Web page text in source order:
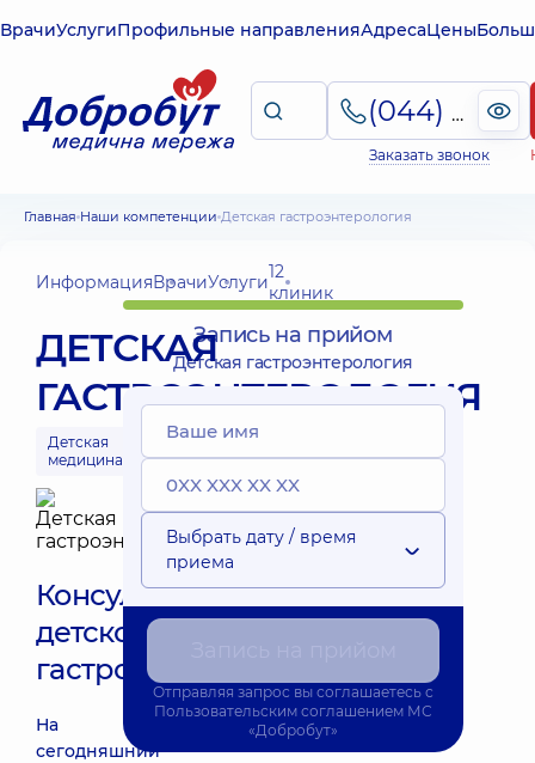
ВрачиУслугиПрофильные направленияАдресаЦены
(044) 495-2-888
Заказать звонок
Главная Наши компетенции Детская гастроэнтерология
ИнформацияВрачиУслуги12
клиник
ДЕТСКАЯ
ГАСТРОЭНТЕРОЛОГИЯ
Детская
медицина
Консультация
детского
гастроэнтеролога
На
сегодняшний
Запись на прийом
Детская гастроэнтерология
Выбрать дату / время
приема
Отправляя запрос вы соглашаетесь с
Пользовательским соглашением МС
«Добробут»